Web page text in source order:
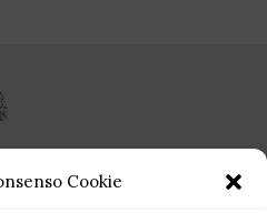
Cookie
Pezzuto Jewels è per sempre!